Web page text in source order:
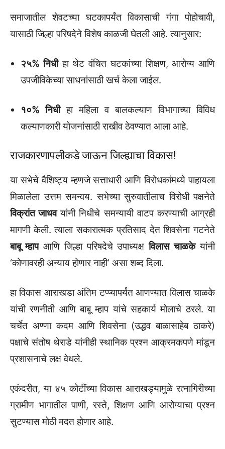
समाजातील शेवटच्या घटकापर्यंत विकासाची गंगा पोहोचावी,
यासाठी जिल्हा परिषदेने विशेष काळजी घेतली आहे. त्यानुसार:
२५% निधीहा थेट वंचित घटकांच्या शिक्षण, आरोग्य आणि
उपजीविकेच्या साधनांसाठी खर्च केला जाईल.
१०% निधीहा महिला व बालकल्याण विभागाच्या विविध
कल्याणकारी योजनांसाठी राखीव ठेवण्यात आला आहे.
राजकारणापलीकडे जाऊन जिल्ह्याचा विकास!
या सभेचे वैशिष्ट्य म्हणजे सत्ताधारी आणि विरोधकांमध्ये पाहायला
मिळालेला उत्तम समन्वय. सभेच्या सुरुवातीलाच विरोधी पक्षनेते
विक्रांत जाधवयांनी निधीचे समन्यायी वाटप करण्याची आग्रही
मागणी केली. त्याला सकारात्मक प्रतिसाद देत शिवसेना गटनेते
बाबू म्हापआणि जिल्हा परिषदेचे उपाध्यक्षविलास चाळकेयांनी
‘कोणावरही अन्याय होणार नाही’ असा शब्द दिला.
हा विकास आराखडा अंतिम टप्प्यापर्यंत आणण्यात विलास चाळके
यांची रणनीती आणि बाबू म्हाप यांचे सहकार्य मोलाचे ठरले. या
चर्चेत अण्णा कदम आणि शिवसेना (उद्धव बाळासाहेब ठाकरे)
पक्षाचे संतोष थेराडे यांनीही स्थानिक प्रश्न आक्रमकपणे मांडून
प्रशासनाचे लक्ष वेधले.
एकंदरीत, या ४५ कोटींच्या विकास आराखड्यामुळे रत्नागिरीच्या
ग्रामीण भागातील पाणी, रस्ते, शिक्षण आणि आरोग्याचा प्रश्न
सुटण्यास मोठी मदत होणार आहे.